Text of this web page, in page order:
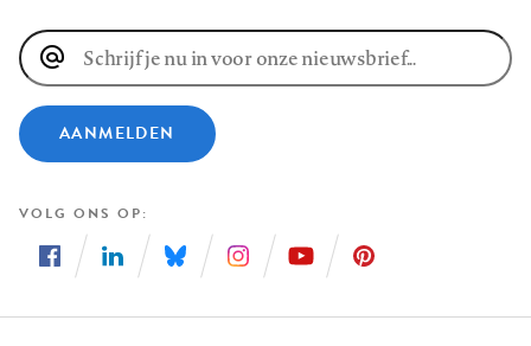
E-
mailadres
AANMELDEN
VOLG ONS OP
ons
ons
ons
ons
ons
ons